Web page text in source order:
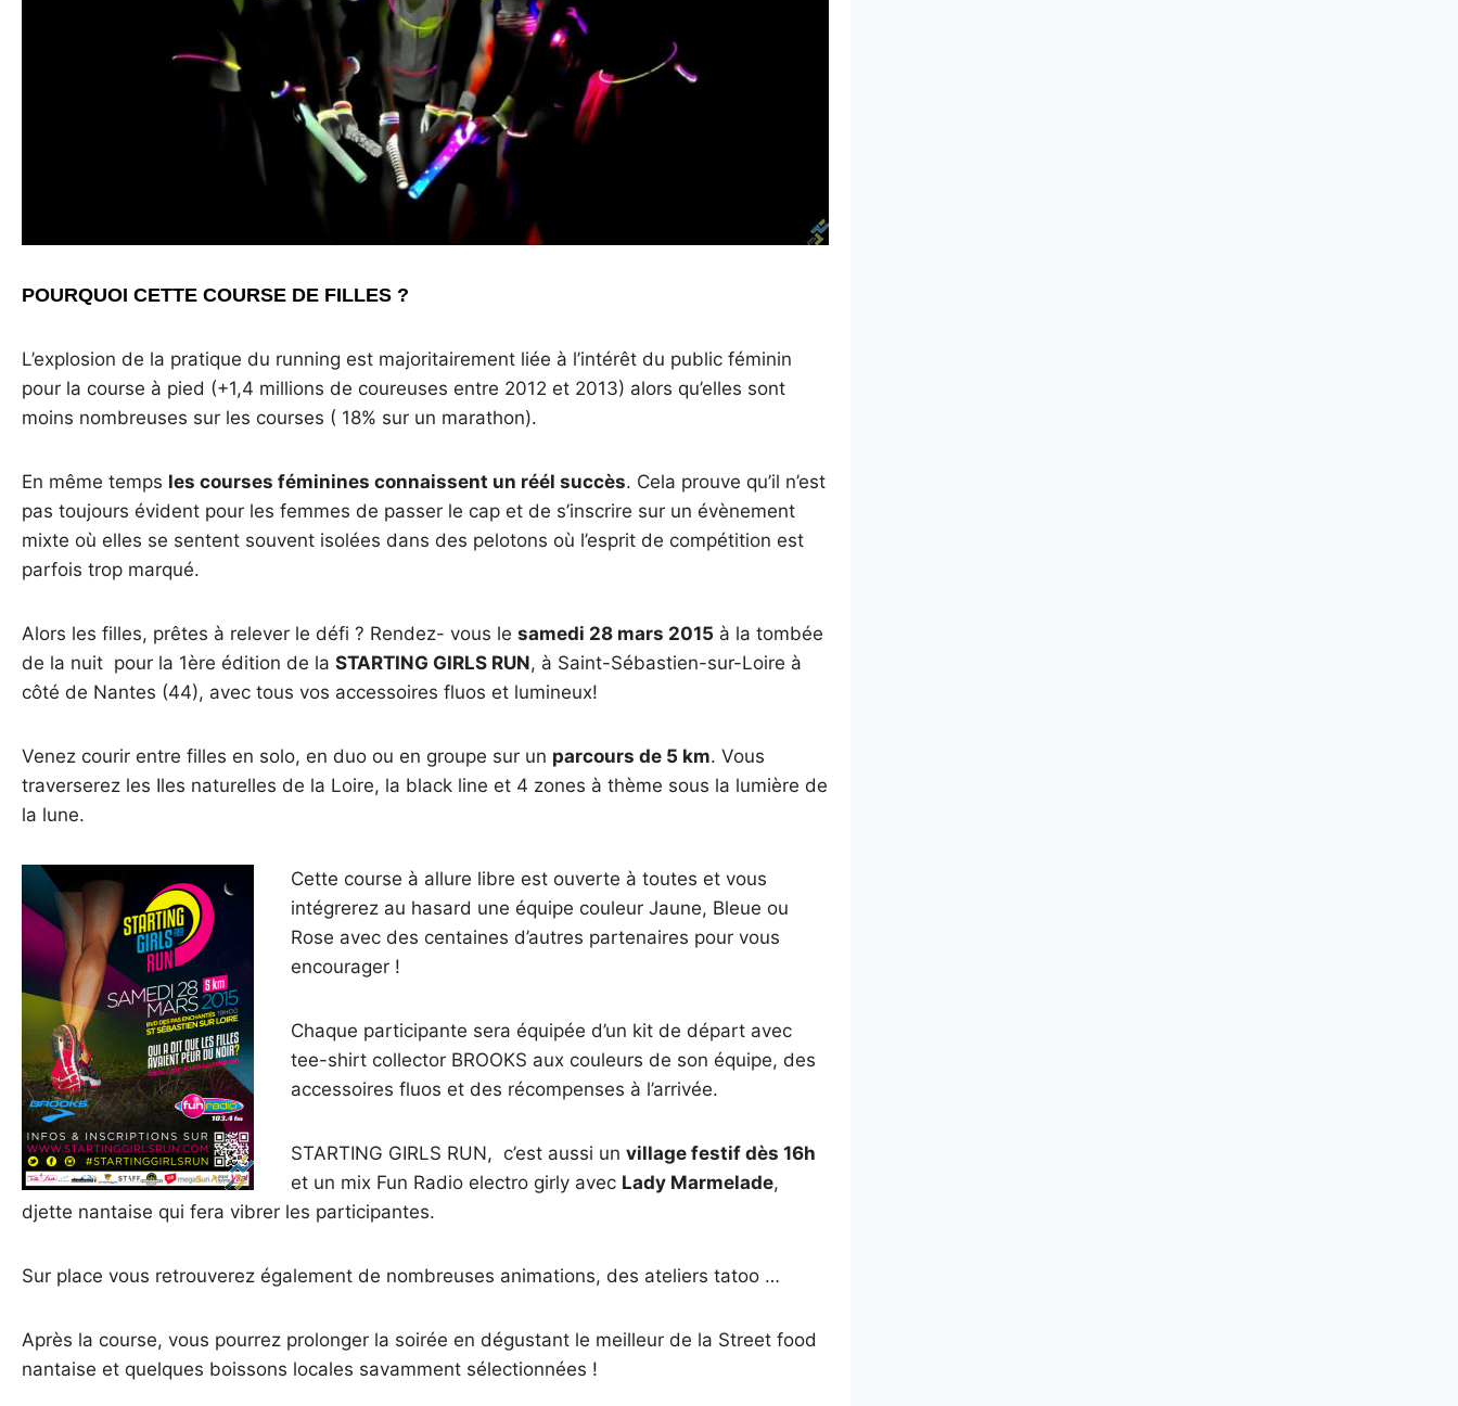
POURQUOI CETTE COURSE DE FILLES ?
L’explosion de la pratique du running est majoritairement liée à l’intérêt du public féminin
pour la course à pied (+1,4 millions de coureuses entre 2012 et 2013) alors qu’elles sont
moins nombreuses sur les courses ( 18% sur un marathon).
En même temps les courses féminines connaissent un réél succès. Cela prouve qu’il n’est
pas toujours évident pour les femmes de passer le cap et de s’inscrire sur un évènement
mixte où elles se sentent souvent isolées dans des pelotons où l’esprit de compétition est
parfois trop marqué.
Alors les filles, prêtes à relever le défi ? Rendez- vous le samedi 28 mars 2015 à la tombée
de la nuit pour la 1ère édition de la STARTING GIRLS RUN, à Saint-Sébastien-sur-Loire à
côté de Nantes (44), avec tous vos accessoires fluos et lumineux!
Venez courir entre filles en solo, en duo ou en groupe sur un parcours de 5 km. Vous
traverserez les Iles naturelles de la Loire, la black line et 4 zones à thème sous la lumière de
la lune.
Cette course à allure libre est ouverte à toutes et vous
intégrerez au hasard une équipe couleur Jaune, Bleue ou
Rose avec des centaines d’autres partenaires pour vous
encourager !
Chaque participante sera équipée d’un kit de départ avec
tee-shirt collector BROOKS aux couleurs de son équipe, des
accessoires fluos et des récompenses à l’arrivée.
STARTING GIRLS RUN, c’est aussi un village festif dès 16h
et un mix Fun Radio electro girly avec Lady Marmelade,
djette nantaise qui fera vibrer les participantes.
Sur place vous retrouverez également de nombreuses animations, des ateliers tatoo …
Après la course, vous pourrez prolonger la soirée en dégustant le meilleur de la Street food
nantaise et quelques boissons locales savamment sélectionnées !